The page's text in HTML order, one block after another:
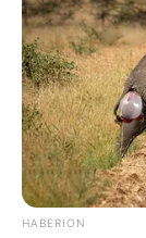
HABERION